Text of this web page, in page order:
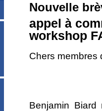
Nouvelle
appel à
workshop
Chers membres
Benjamin